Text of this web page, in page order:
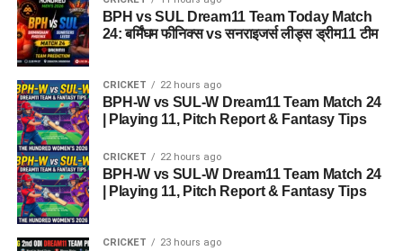
BPH vs SUL Dream11 Team Today Match
24: बर्मिंघम फीनिक्स vs सनराइजर्स लीड्स ड्रीम11 टीम
CRICKET 22 hours ago
BPH-W vs SUL-W Dream11 Team Match 24
| Playing 11, Pitch Report & Fantasy Tips
CRICKET 22 hours ago
BPH-W vs SUL-W Dream11 Team Match 24
| Playing 11, Pitch Report & Fantasy Tips
CRICKET 23 hours ago